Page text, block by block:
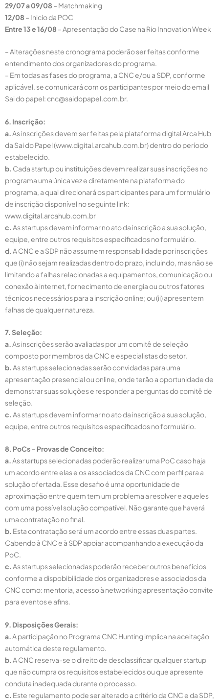
29/07 a 09/08 – Matchmaking
12/08 – Inicio da POC
Entre 13 e 16/08 – Apresentação do Case na Rio Innovation Week
– Alterações neste cronograma poderão ser feitas conforme
entendimento dos organizadores do programa.
– Em todas as fases do programa, a CNC e/ou a SDP, conforme
aplicável, se comunicará com os participantes por meio do email
Sai do papel: cnc@saidopapel.com.br.
6. Inscrição:
a. As inscrições devem ser feitas pela plataforma digital Arca Hub
da Sai do Papel (www.digital.arcahub.com.br) dentro do período
estabelecido.
b. Cada startup ou instituições devem realizar suas inscrições no
programa uma única vez e diretamente na plataforma do
programa, a qual direcionará os participantes para um formulário
de inscrição disponível no seguinte link:
www.digital.arcahub.com.br
c. As startups devem informar no ato da inscrição a sua solução,
equipe, entre outros requisitos especificados no formulário.
d. A CNC e a SDP não assumem responsabilidade por inscrições
que (i) não sejam realizadas dentro do prazo, incluindo, mas não se
limitando a falhas relacionadas a equipamentos, comunicação ou
conexão à internet, fornecimento de energia ou outros fatores
técnicos necessários para a inscrição online; ou (ii) apresentem
falhas de qualquer natureza.
7. Seleção:
a.As inscrições serão avaliadas por um comitê de seleção
composto por membros da CNC e especialistas do setor.
b.As startups selecionadas serão convidadas para uma
apresentação presencial ou online, onde terão a oportunidade de
demonstrar suas soluções e responder a perguntas do comitê de
seleção.
c.As startups devem informar no ato da inscrição a sua solução,
equipe, entre outros requisitos especificados no formulário.
8. PoCs – Provas de Conceito:
a.As startups selecionadas poderão realizar uma PoC caso haja
um acordo entre elas e os associados da CNC com perfil para a
solução ofertada. Esse desafio é uma oportunidade de
aproximação entre quem tem um problema a resolver e aqueles
com uma possível solução compatível. Não garante que haverá
uma contratação no final.
b. Esta contratação será um acordo entre essas duas partes.
Cabendo à CNC e à SDP apoiar acompanhando a execução da
PoC.
c.As startups selecionadas poderão receber outros benefícios
conforme a dispobibilidade dos organizadores e associados da
CNC como: mentoria, acesso à networking apresentação convite
para eventos e afins.
9. Disposições Gerais:
a.A participação no Programa CNC Hunting implica na aceitação
automática deste regulamento.
b.A CNC reserva-se o direito de desclassificar qualquer startup
que não cumpra os requisitos estabelecidos ou que apresente
conduta inadequada durante o processo.
c. Este regulamento pode ser alterado a critério da CNC e da SDP,